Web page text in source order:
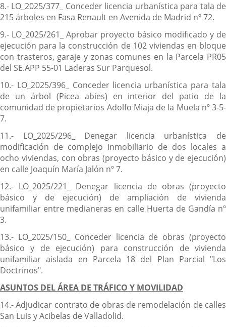
8.- LO_2025/377_ Conceder licencia urbanística para tala de
215 árboles en Fasa Renault en Avenida de Madrid nº 72.
9.- LO_2025/261_ Aprobar proyecto básico modificado y de
ejecución para la construcción de 102 viviendas en bloque
con trasteros, garaje y zonas comunes en la Parcela PR05
del SE.APP 55-01 Laderas Sur Parquesol.
10.- LO_2025/396_ Conceder licencia urbanística para tala
de un árbol (Picea abies) en interior del patio de la
comunidad de propietarios Adolfo Miaja de la Muela nº 3-5-
7.
11.- LO_2025/296_ Denegar licencia urbanística de
modificación de complejo inmobiliario de dos locales a
ocho viviendas, con obras (proyecto básico y de ejecución)
en calle Joaquín María Jalón nº 7.
12.- LO_2025/221_ Denegar licencia de obras (proyecto
básico y de ejecución) de ampliación de vivienda
unifamiliar entre medianeras en calle Huerta de Gandía nº
3.
13.- LO_2025/150_ Conceder licencia de obras (proyecto
básico y de ejecución) para construcción de vivienda
unifamiliar aislada en Parcela 18 del Plan Parcial "Los
Doctrinos".
ASUNTOS DEL ÁREA DE TRÁFICO Y MOVILIDAD
14.- Adjudicar contrato de obras de remodelación de calles
San Luis y Acibelas de Valladolid.